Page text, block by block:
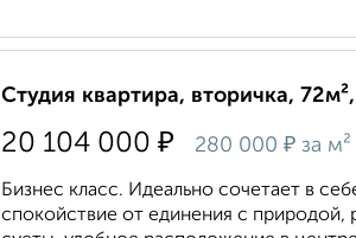
Студия квартира, вторичка,
20 104 000 ₽ 280 000 ₽ за м²
Бизнес класс. Идеально сочетает в
спокойствие от единения с природой,